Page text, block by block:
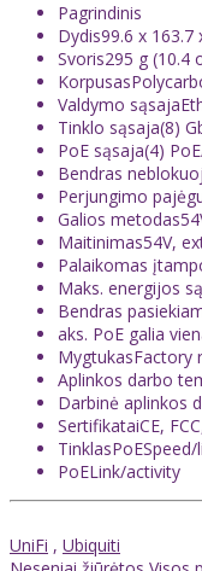
Pagrindinis
Dydis99.6 x 163.7
Svoris295 g (10.4
Valdymo
Tinklo sąsaja(8)
PoE sąsaja(4)
Bendras
Perjungimo
Galios
Maitinimas54V,
Palaikomas
Maks. energijos
Bendras
aks. PoE galia
MygtukasFactory
Aplinkos darbo
Darbinė aplinkos
SertifikataiCE,
PoELink/activity
UniFi , Ubiquiti